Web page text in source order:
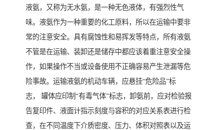
液氨，又称为无水氨，是一种无色液体，有强烈性气
味。液氨作为一种重要的化工原料，所以在运输中要非
常的注意安全。具有腐蚀性和易挥发等特点，所有液氨
不管是在运输、装卸还是储存中都应该着重注意安全操
作，如果操作不当或设备使用不正确容易产生泄漏等危
险事故。运输液氨的机动车辆，应悬挂“危险品”标
志， 罐体应印制“有毒气体”标志，卸氨前，应对检验报
告复印件、液面计指示刻度与容积的对应关系表进行检
查，在不同温度下介质密度、压力、体积对照表以及运